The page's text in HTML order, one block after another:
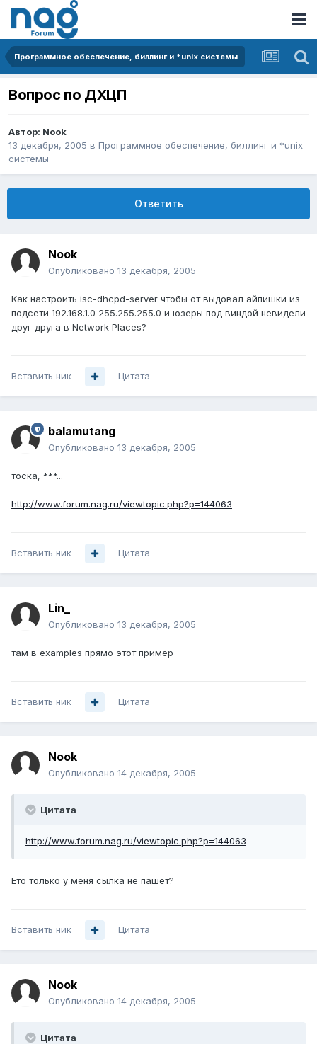
Программное обеспечение, биллинг и *unix системы
Вопрос по ДХЦП
Автор: Nook
13 декабря, 2005 в Программное обеспечение, биллинг и *unix
системы
Ответить
Nook
Опубликовано 13 декабря, 2005
Как настроить isc-dhcpd-server чтобы от выдовал айпишки из
подсети 192.168.1.0 255.255.255.0 и юзеры под виндой невидели
друг друга в Network Places?
Вставить ник Цитата
balamutang
Опубликовано 13 декабря, 2005
тоска, ***...
http://www.forum.nag.ru/viewtopic.php?p=144063
Вставить ник Цитата
Lin_
Опубликовано 13 декабря, 2005
там в examples прямо этот пример
Вставить ник Цитата
Nook
Опубликовано 14 декабря, 2005
Цитата
http://www.forum.nag.ru/viewtopic.php?p=144063
Ето только у меня сылка не пашет?
Вставить ник Цитата
Nook
Опубликовано 14 декабря, 2005
Цитата